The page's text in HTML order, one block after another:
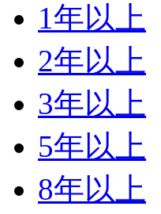
1年以上
2年以上
3年以上
5年以上
8年以上